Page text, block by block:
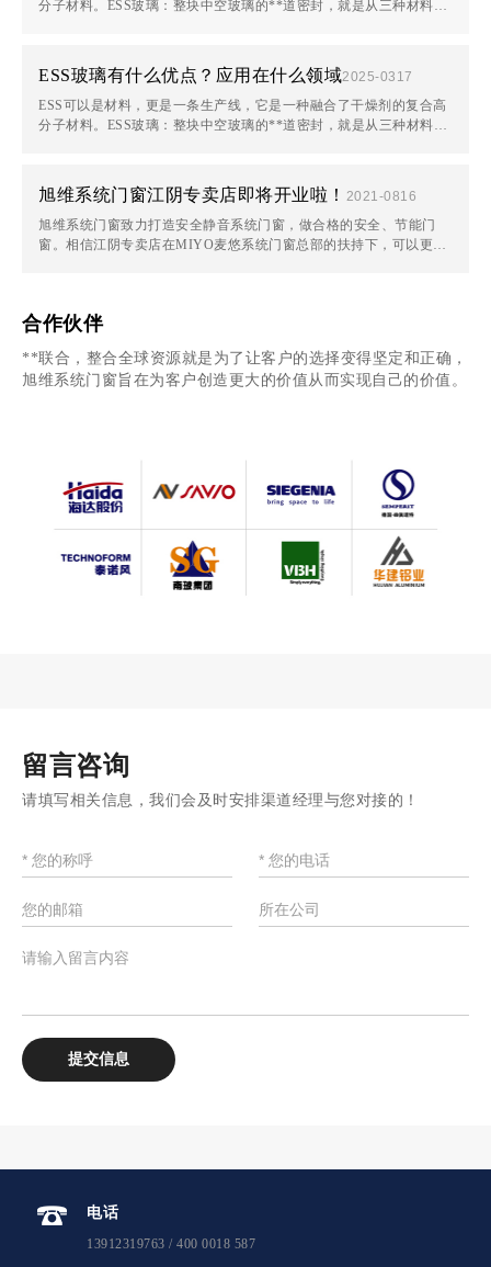
分子材料。ESS玻璃：整块中空玻璃的**道密封，就是从三种材料变
17
2025-03
ESS玻璃有什么优点？应用在什么领域
ESS可以是材料，更是一条生产线，它是一种融合了干燥剂的复合高
分子材料。ESS玻璃：整块中空玻璃的**道密封，就是从三种材料变
16
2021-08
旭维系统门窗江阴专卖店即将开业啦！
旭维系统门窗致力打造安全静音系统门窗，做合格的安全、节能门
窗。相信江阴专卖店在MIYO麦悠系统门窗总部的扶持下，可以更好
合作伙伴
**联合，整合全球资源就是为了让客户的选择变得坚定和正确，
旭维系统门窗旨在为客户创造更大的价值从而实现自己的价值。
留言咨询
请填写相关信息，我们会及时安排渠道经理与您对接的！
电话
13912319763 / 400 0018 587